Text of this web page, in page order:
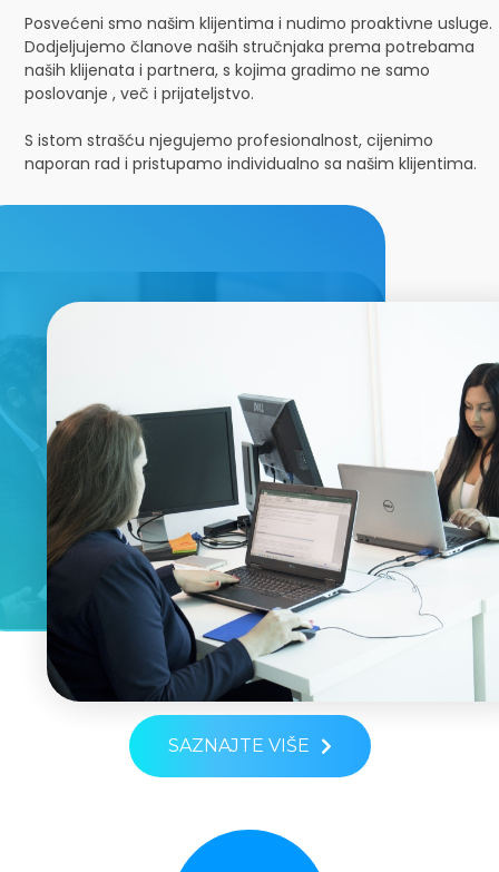
Posvećeni smo našim klijentima i nudimo proaktivne usluge.
Dodjeljujemo članove naših stručnjaka prema potrebama
naših klijenata i partnera, s kojima gradimo ne samo
poslovanje , več i prijateljstvo.
S istom strašću njegujemo profesionalnost, cijenimo
naporan rad i pristupamo individualno sa našim klijentima.
SAZNAJTE VIŠE